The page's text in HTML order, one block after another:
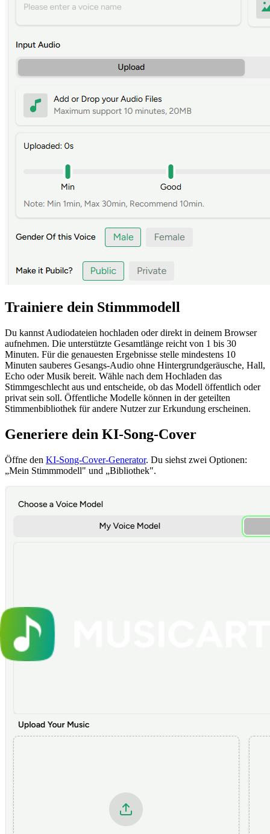
Trainiere dein Stimmmodell
Du kannst Audiodateien hochladen oder direkt in deinem Browser
aufnehmen. Die unterstützte Gesamtlänge reicht von 1 bis 30
Minuten. Für die genauesten Ergebnisse stelle mindestens 10
Minuten sauberes Gesangs-Audio ohne Hintergrundgeräusche, Hall,
Echo oder Musik bereit. Wähle nach dem Hochladen das
Stimmgeschlecht aus und entscheide, ob das Modell öffentlich oder
privat sein soll. Öffentliche Modelle können in der geteilten
Stimmenbibliothek für andere Nutzer zur Erkundung erscheinen.
Generiere dein KI-Song-Cover
Öffne den KI-Song-Cover-Generator. Du siehst zwei Optionen:
„Mein Stimmmodell" und „Bibliothek".